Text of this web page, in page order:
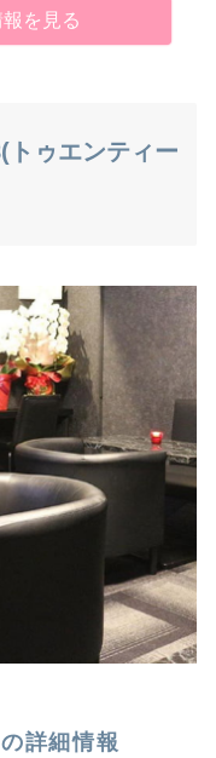
を見る
トゥエンティー
詳細情報